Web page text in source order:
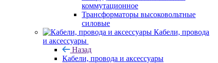
коммутационное
Трансформаторы высоковольтные
силовые
Кабели, провода
и аксессуары
Назад
Кабели, провода и аксессуары